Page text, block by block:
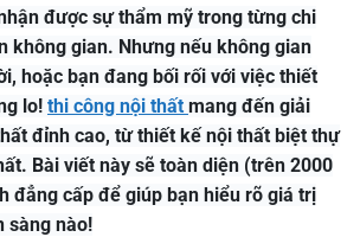
được sự thẩm mỹ trong từng chi
không gian. Nhưng nếu không gian
hoặc bạn đang bối rối với việc thiết
lo! thi công nội thất mang đến giải
đỉnh cao, từ thiết kế nội thất biệt thự
Bài viết này sẽ toàn diện (trên 2000
đẳng cấp để giúp bạn hiểu rõ giá trị
sàng nào!